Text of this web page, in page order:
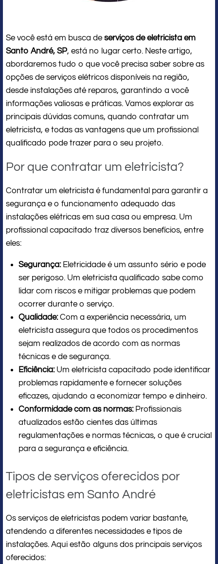
Se você está em busca de serviços de eletricista em
Santo André, SP, está no lugar certo. Neste artigo,
abordaremos tudo o que você precisa saber sobre as
opções de serviços elétricos disponíveis na região,
desde instalações até reparos, garantindo a você
informações valiosas e práticas. Vamos explorar as
principais dúvidas comuns, quando contratar um
eletricista, e todas as vantagens que um profissional
qualificado pode trazer para o seu projeto.
Por que contratar um eletricista?
Contratar um eletricista é fundamental para garantir a
segurança e o funcionamento adequado das
instalações elétricas em sua casa ou empresa. Um
profissional capacitado traz diversos benefícios, entre
eles:
Segurança:Eletricidade é um assunto sério e pode
ser perigoso. Um eletricista qualificado sabe como
lidar com riscos e mitigar problemas que podem
ocorrer durante o serviço.
Qualidade:Com a experiência necessária, um
eletricista assegura que todos os procedimentos
sejam realizados de acordo com as normas
técnicas e de segurança.
Eficiência:Um eletricista capacitado pode identificar
problemas rapidamente e fornecer soluções
eficazes, ajudando a economizar tempo e dinheiro.
Conformidade com as normas:Profissionais
atualizados estão cientes das últimas
regulamentações e normas técnicas, o que é crucial
para a segurança e eficiência.
Tipos de serviços oferecidos por
eletricistas em Santo André
Os serviços de eletricistas podem variar bastante,
atendendo a diferentes necessidades e tipos de
instalações. Aqui estão alguns dos principais serviços
oferecidos: